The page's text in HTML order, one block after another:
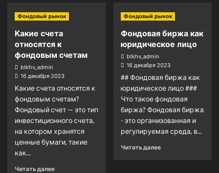
Фондовый рынок
Какие счета
относятся к
фондовым счетам
btkhv_admin
16 декабря 2023
Какие счета относятся к
фондовым счетам?
Фондовый счет — это тип
инвестиционного счета,
на котором хранятся
ценные бумаги, такие
как...
Читать далее
Фондовый рынок
Фондовая биржа как
юридическое лицо
btkhv_admin
16 декабря 2023
## Фондовая биржа как
юридическое лицо ###
Что такое фондовая
биржа? Фондовая биржа
- это организованная и
регулируемая среда, в...
Читать далее